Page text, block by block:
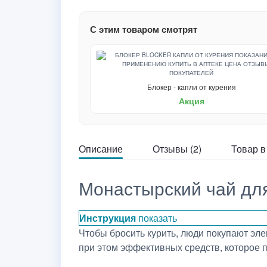
С этим товаром смотрят
Блокер - капли от курения
Акция
Описание Отзывы (2) Товар
Монастырский чай
Инструкция показать
Чтобы бросить курить, люди покупают
при этом эффективных средств, которое